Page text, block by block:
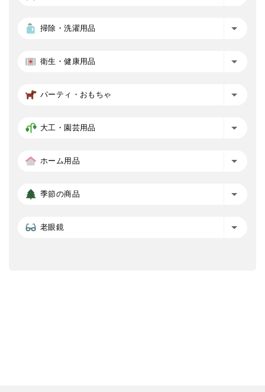
掃除・洗濯用品
衛生・健康用品
パーティ・おもちゃ
大工・園芸用品
ホーム用品
季節の商品
老眼鏡